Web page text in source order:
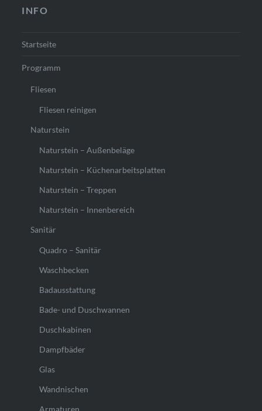
INFO
Startseite
Programm
Fliesen
Fliesen reinigen
Naturstein
Naturstein – Außenbeläge
Naturstein – Küchenarbeitsplatten
Naturstein – Treppen
Naturstein – Innenbereich
Sanitär
Quadro – Sanitär
Waschbecken
Badausstattung
Bade- und Duschwannen
Duschkabinen
Dampfbäder
Glas
Wandnischen